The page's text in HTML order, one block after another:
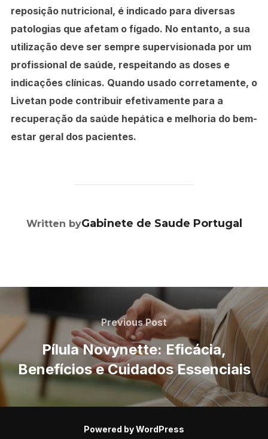
reposição nutricional, é indicado para diversas
patologias que afetam o fígado. No entanto, a sua
utilização deve ser sempre supervisionada por um
profissional de saúde, respeitando as doses e
indicações clínicas. Quando usado corretamente, o
Livetan pode contribuir efetivamente para a
recuperação da saúde hepática e melhoria do bem-
estar geral dos pacientes.
POST AUTHOR
Written byGabinete de Saude Portugal
Navegação
de
artigos
Previous
Post
Previous Post
Pílula Novynette: Eficácia,
Benefícios e Cuidados Essenciais
Powered by WordPress